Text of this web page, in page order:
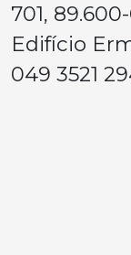
701,
Edifício
049 3521